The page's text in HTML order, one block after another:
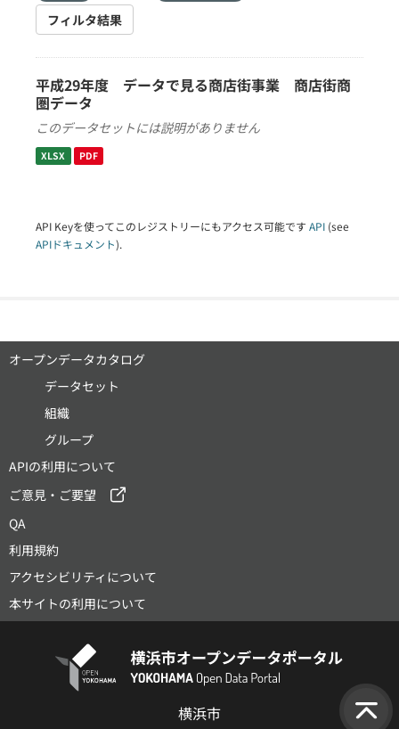
フィルタ結果
平成29年度 データで見る商店街事業 商店街商
圏データ
このデータセットには説明がありません
XLSX PDF
API Keyを使ってこのレジストリーにもアクセス可能です API (see
APIドキュメント).
オープンデータカタログ
データセット
組織
グループ
APIの利用について
ご意見・ご要望
QA
利用規約
アクセシビリティについて
本サイトの利用について
横浜市